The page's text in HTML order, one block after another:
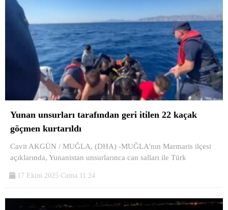
Yunan unsurları tarafından geri itilen 22 kaçak
göçmen kurtarıldı
Cavit AKGÜN / MUĞLA, (DHA) -MUĞLA'nın Marmaris ilçesi
açıklarında, Yunanistan unsurlarınca can salları ile Türk
17 Ekim 2025 Cuma 11:24